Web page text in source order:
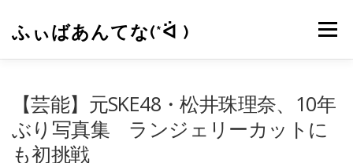
ふぃばあんてな(*ᐛ ) メニュー
【芸能】元SKE48・松井珠理奈、10年
ぶり写真集 ランジェリーカットに
も初挑戦